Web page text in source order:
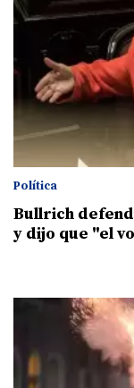
Política
Bullrich
y dijo que "el